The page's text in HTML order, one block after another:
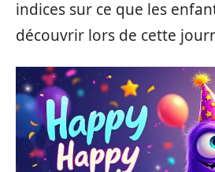
indices sur ce que les
découvrir lors de cette